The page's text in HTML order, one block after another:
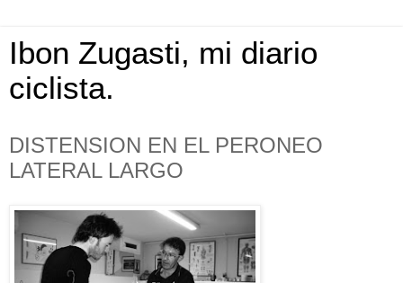
Ibon Zugasti, mi diario
ciclista.
DISTENSION EN EL PERONEO
LATERAL LARGO